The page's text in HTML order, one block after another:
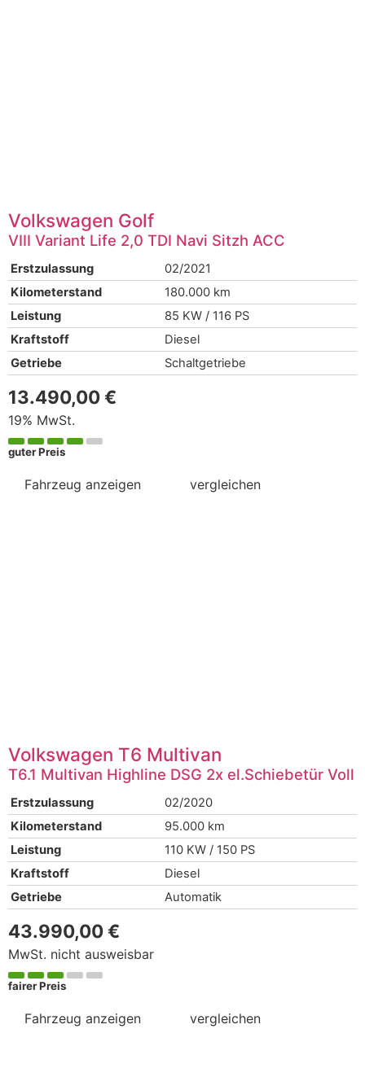
Volkswagen Golf
VIII Variant Life 2,0 TDI Navi Sitzh ACC
Erstzulassung
02/2021
Kilometerstand
180.000 km
Leistung
85 KW / 116 PS
Kraftstoff
Diesel
Getriebe
Schaltgetriebe
13.490,00 €
19% MwSt.
guter Preis
Fahrzeug anzeigen vergleichen
Volkswagen T6 Multivan
T6.1 Multivan Highline DSG 2x el.Schiebetür Voll
Erstzulassung
02/2020
Kilometerstand
95.000 km
Leistung
110 KW / 150 PS
Kraftstoff
Diesel
Getriebe
Automatik
43.990,00 €
MwSt. nicht ausweisbar
fairer Preis
Fahrzeug anzeigen vergleichen